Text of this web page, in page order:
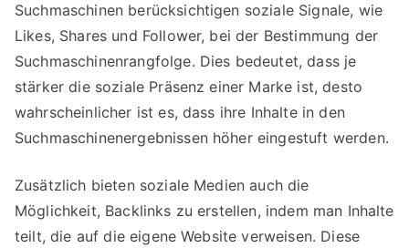
Suchmaschinen berücksichtigen soziale Signale, wie
Likes, Shares und Follower, bei der Bestimmung der
Suchmaschinenrangfolge. Dies bedeutet, dass je
stärker die soziale Präsenz einer Marke ist, desto
wahrscheinlicher ist es, dass ihre Inhalte in den
Suchmaschinenergebnissen höher eingestuft werden.
Zusätzlich bieten soziale Medien auch die
Möglichkeit, Backlinks zu erstellen, indem man Inhalte
teilt, die auf die eigene Website verweisen. Diese